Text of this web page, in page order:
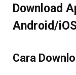
Download
Android/
Cara